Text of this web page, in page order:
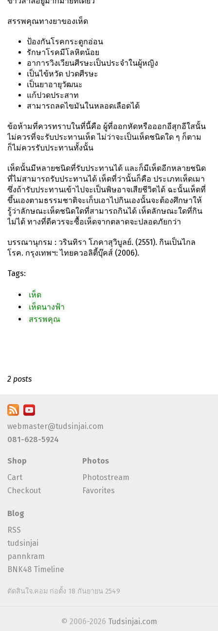
สรรพคุณทางยาของเห็ด
ป้องกันโรคกระดูกอ่อน
รักษาโรคมีโลหิตน้อย
อาการวิงเวียนศีรษะเป็นประจำในผู้หญิง
เป็นไข้หวัด ปวดศีรษะ
เป็นยาอายุวัฒนะ
แก้ปวดประสาท
สามารถลดไขมันในหลอดเลือดได้
ข้อห้ามที่ควรทราบในที่นี้คือ ผู้ที่ออกหัดหรือออกอีสุกอีใสนั้น
ไม่ควรที่จะรับประทานเห็ด ไม่ว่าจะเป็นเห็ดชนิดใด ๆ ก็ตาม
ก็ไม่ควรรับประทานทั้งนั้น
เห็ดนั้นมีหลายชนิดที่รับประทานได้ และก็มีเห็ดอีกหลายชนิด
ที่ไม่สามารถรับประทานได้ เห็ดที่ว่านั้นก็คือ ประเภทเห็ดเมา
ซึ่งถ้ารับประทานเข้าไปจะเป็นพิษอาจเสียชีวิตได้ ฉะนั้นเห็ดที่
ขึ้นเองตามธรรมชาติจะเก็บเอาไปกินเองนั้นจะต้องศึกษาให้
รู้ว่าลักษณะเห็ดชนิดใดที่สามารถกินได้ เห็ดลักษณะใดที่กิน
ไม่ได้ ทางที่ดีควรจะซื้อเห็ดจากตลาดจะปลอดภัยกว่า
บรรณานุกรม : วรินทิรา โภคาสุวิบูลย์. (2551). กินเป็นไกล
โรค. กรุงเทพฯ: ไทยควอลิตี้บุ๊คส์ (2006).
Tags:
เห็ด
เห็ดนางฟ้า
สรรพคุณ
2 posts
webmaster@tudsinjai.com
081-628-5924
Shop
Cart
Checkout
Photos
Photostream
Favorites
Blog
RSS
tudsinjai
pannkram
BNK48 Timeline
ตัดสินใจ.คอม ก่อตั้ง 18 กันยายน 2549
© 2006-2026 Tudsinjai.com